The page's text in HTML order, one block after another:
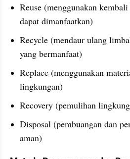
Reuse (menggunakan
dapat dimanfaatkan)
Recycle (mendaur ulang
yang bermanfaat)
Replace (menggunakan
lingkungan)
Recovery (pemulihan
Disposal (pembuangan dan
aman)